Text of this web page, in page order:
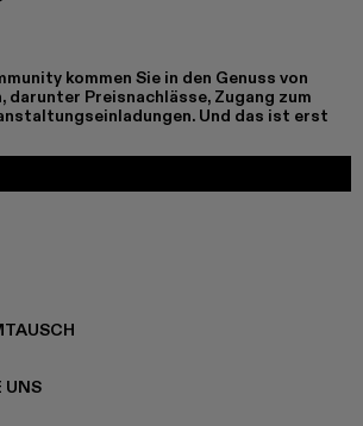
kommen Sie in den Genuss von
darunter Preisnachlässe, Zugang zum
Und das ist erst
UNS